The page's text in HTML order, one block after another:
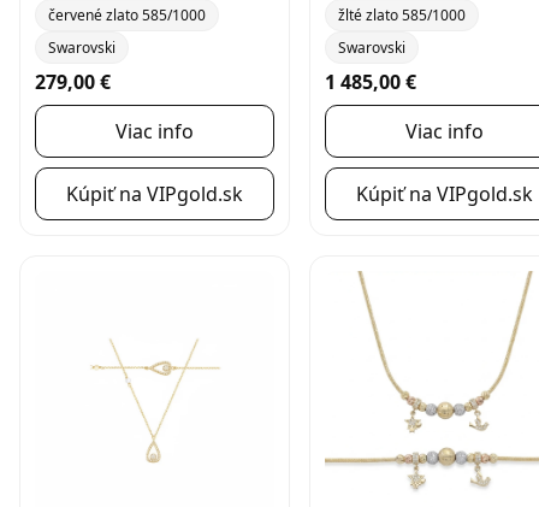
červené zlato 585/1000
Swarovski
279,00 €
Viac info
Kúpiť na VIPgold.sk
žlté zlato 585/1000
Swarovski
1 485,00 €
Viac info
Kúpiť na VIPgold.sk